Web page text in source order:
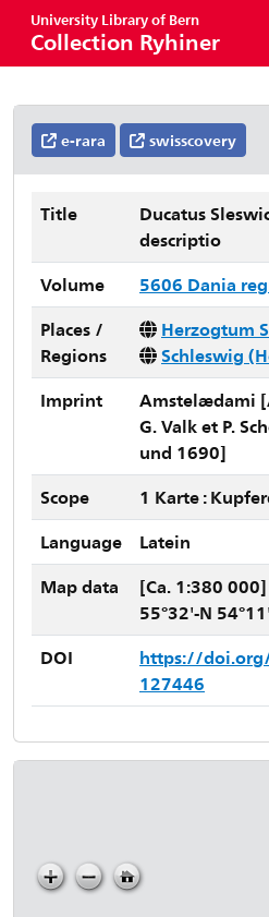
University Library of Bern
Collection Ryhiner
e-rara swisscovery
Title
Ducatus
descriptio
Volume
5606 Dania
Places /
Regions
Herzogtum
Schleswig
Imprint
Amstelædami
G. Valk et P.
und 1690]
Scope
1 Karte :
Language
Latein
Map data
[Ca. 1:380
55°32'-N
DOI
https://
127446